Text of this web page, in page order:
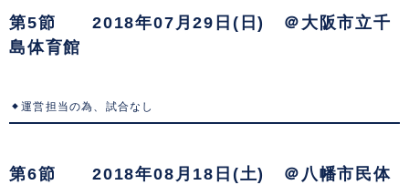
第5節 2018年07月29日(日) ＠大阪市立千
島体育館
運営担当の為、試合なし
第6節 2018年08月18日(土) ＠八幡市民体